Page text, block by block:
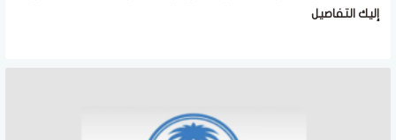
إليك التفاصيل